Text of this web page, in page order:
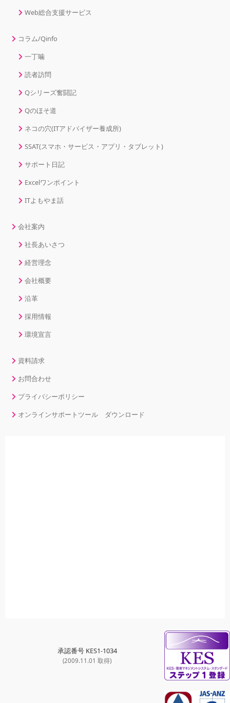
Web総合支援サービス
コラム/Qinfo
一丁噛
読者訪問
Qシリーズ奮闘記
Qのほそ道
ネコの穴(ITアドバイザー養成所)
SSAT(スマホ・サービス・アプリ・タブレット)
サポート日記
Excelワンポイント
ITよもやま話
会社案内
社長あいさつ
経営理念
会社概要
沿革
採用情報
環境宣言
資料請求
お問合わせ
プライバシーポリシー
オンラインサポートツール ダウンロード
承認番号 KES1-1034
(2009.11.01 取得)